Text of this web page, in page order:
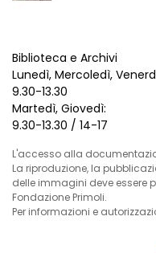
Biblioteca e Archivi
Lunedì, Mercoledì,
9.30-13.30
Martedì, Giovedì:
9.30-13.30 / 14-17
L'accesso alla
La riproduzione, la
delle immagini deve essere
Fondazione Primoli.
Per informazioni e